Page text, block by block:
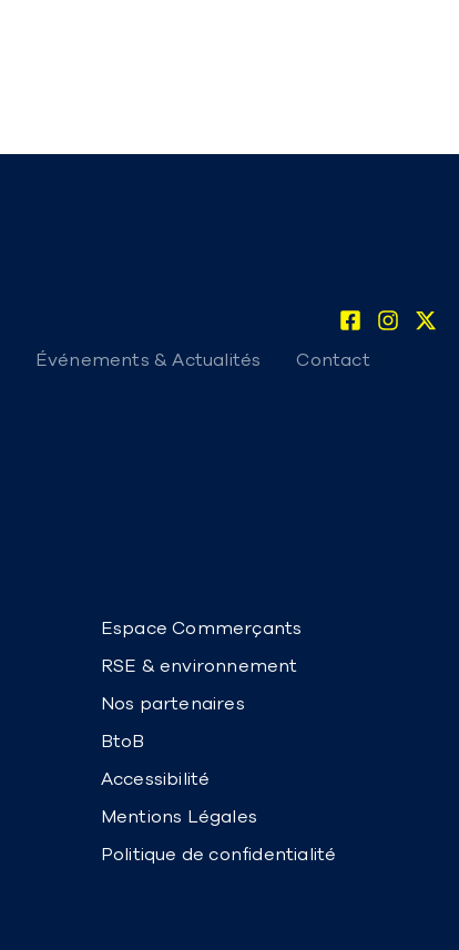
Événements & Actualités
Contact
Espace Commerçants
RSE & environnement
Nos partenaires
BtoB
Accessibilité
Mentions Légales
Politique de confidentialité